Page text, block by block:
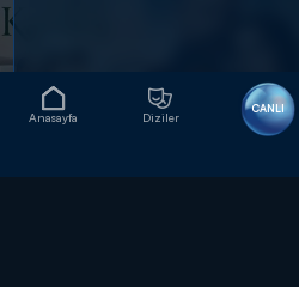
Anasayfa Diziler
CANLI